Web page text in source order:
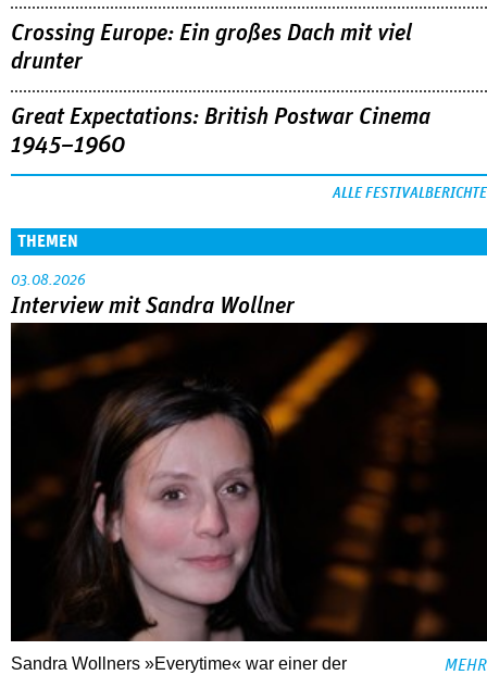
Crossing Europe: Ein großes Dach mit viel
drunter
Great Expectations: British Postwar Cinema
1945–1960
ALLE FESTIVALBERICHTE
THEMEN
03.08.2026
Interview mit Sandra Wollner
Sandra Wollners »Everytime« war einer der
MEHR